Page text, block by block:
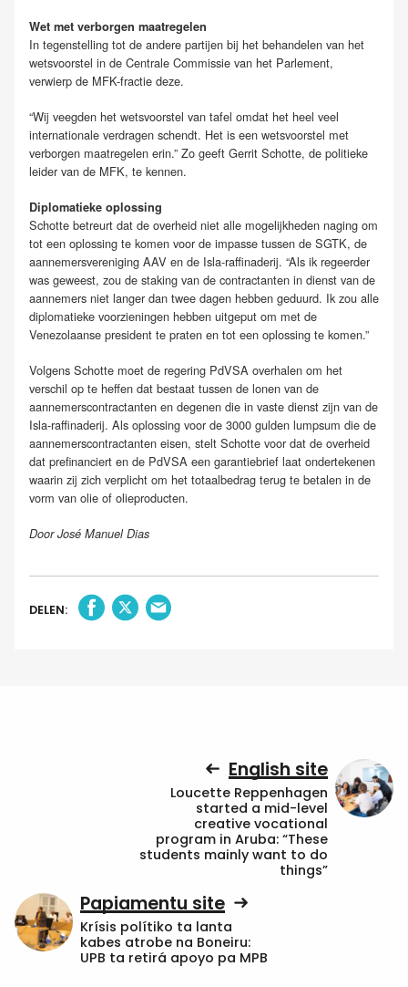
Wet met verborgen maatregelen
In tegenstelling tot de andere partijen bij het behandelen van het
wetsvoorstel in de Centrale Commissie van het Parlement,
verwierp de MFK-fractie deze.
“Wij veegden het wetsvoorstel van tafel omdat het heel veel
internationale verdragen schendt. Het is een wetsvoorstel met
verborgen maatregelen erin.” Zo geeft Gerrit Schotte, de politieke
leider van de MFK, te kennen.
Diplomatieke oplossing
Schotte betreurt dat de overheid niet alle mogelijkheden naging om
tot een oplossing te komen voor de impasse tussen de SGTK, de
aannemersvereniging AAV en de Isla-raffinaderij. “Als ik regeerder
was geweest, zou de staking van de contractanten in dienst van de
aannemers niet langer dan twee dagen hebben geduurd. Ik zou alle
diplomatieke voorzieningen hebben uitgeput om met de
Venezolaanse president te praten en tot een oplossing te komen.”
Volgens Schotte moet de regering PdVSA overhalen om het
verschil op te heffen dat bestaat tussen de lonen van de
aannemerscontractanten en degenen die in vaste dienst zijn van de
Isla-raffinaderij. Als oplossing voor de 3000 gulden lumpsum die de
aannemerscontractanten eisen, stelt Schotte voor dat de overheid
dat prefinanciert en de PdVSA een garantiebrief laat ondertekenen
waarin zij zich verplicht om het totaalbedrag terug te betalen in de
vorm van olie of olieproducten.
Door José Manuel Dias
DELEN:
English site
Loucette Reppenhagen
started a mid-level
creative vocational
program in Aruba: “These
students mainly want to do
things”
Papiamentu site
Krísis polítiko ta lanta
kabes atrobe na Boneiru:
UPB ta retirá apoyo pa MPB